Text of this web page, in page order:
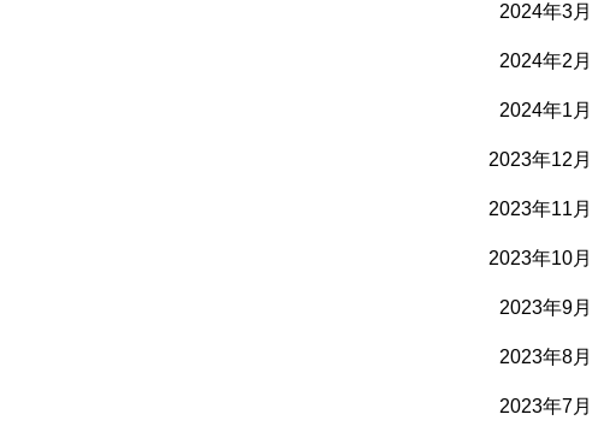
2024年3月
2024年2月
2024年1月
2023年12月
2023年11月
2023年10月
2023年9月
2023年8月
2023年7月